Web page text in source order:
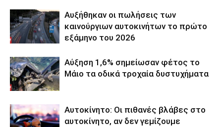
Αυξήθηκαν οι πωλήσεις των
καινούργιων αυτοκινήτων το πρώτο
εξάμηνο του 2026
Αύξηση 1,6% σημείωσαν φέτος το
Μάιο τα οδικά τροχαία δυστυχήματα
Αυτοκίνητο: Οι πιθανές βλάβες στο
αυτοκίνητο, αν δεν γεμίζουμε